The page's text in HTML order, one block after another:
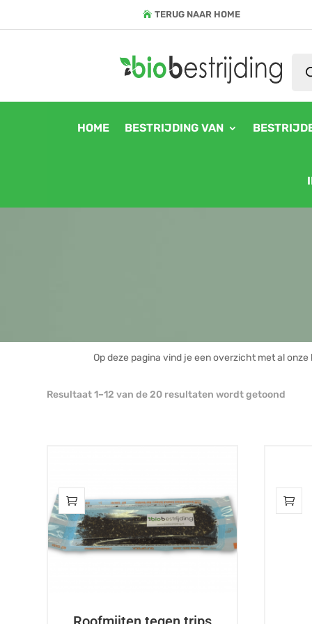
TERUG NAAR HOME
HOME BESTRIJDING VAN
Op deze pagina vind je een overzicht met al
Resultaat 1–12 van de 20 resultaten wordt getoond
heeft
meerdere
variaties.
Deze
worden
heeft
meerdere